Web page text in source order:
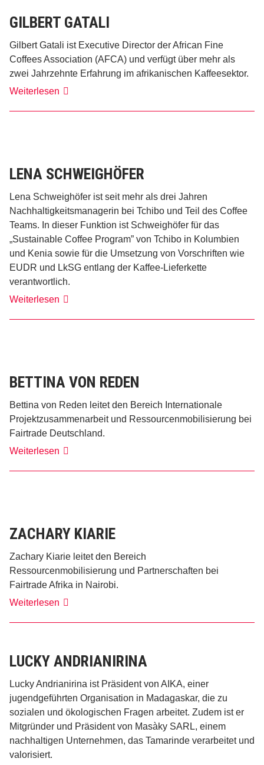
GILBERT GATALI
Gilbert Gatali ist Executive Director der African Fine
Coffees Association (AFCA) und verfügt über mehr als
zwei Jahrzehnte Erfahrung im afrikanischen Kaffeesektor.
Weiterlesen Gilbert
LENA SCHWEIGHÖFER
Lena Schweighöfer ist seit mehr als drei Jahren
Nachhaltigkeitsmanagerin bei Tchibo und Teil des Coffee
Teams. In dieser Funktion ist Schweighöfer für das
„Sustainable Coffee Program” von Tchibo in Kolumbien
und Kenia sowie für die Umsetzung von Vorschriften wie
EUDR und LkSG entlang der Kaffee-Lieferkette
verantwortlich.
Weiterlesen Lena
BETTINA VON REDEN
Bettina von Reden leitet den Bereich Internationale
Projektzusammenarbeit und Ressourcenmobilisierung bei
Fairtrade Deutschland.
Weiterlesen Bettina
Reden
ZACHARY KIARIE
Zachary Kiarie leitet den Bereich
Ressourcenmobilisierung und Partnerschaften bei
Fairtrade Afrika in Nairobi.
Weiterlesen Zachary
LUCKY ANDRIANIRINA
Lucky Andrianirina ist Präsident von AIKA, einer
jugendgeführten Organisation in Madagaskar, die zu
sozialen und ökologischen Fragen arbeitet. Zudem ist er
Mitgründer und Präsident von Masàky SARL, einem
nachhaltigen Unternehmen, das Tamarinde verarbeitet und
valorisiert.